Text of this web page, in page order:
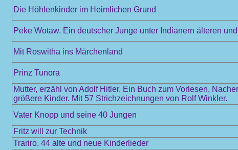
Die Höhlenkinder im Heimlichen Grund
Peke Wotaw. Ein deutscher Junge unter Indianern älteren
Mit Roswitha ins Märchenland
Prinz Tunora
Mutter, erzähl von Adolf Hitler. Ein Buch zum Vorlesen,
größere Kinder. Mit 57 Strichzeichnungen von Rolf Winkler.
Vater Knopp und seine 40 Jungen
Fritz will zur Technik
Trariro. 44 alte und neue Kinderlieder